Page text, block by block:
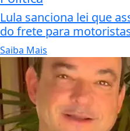
Lula sanciona lei que
do frete para
Saiba Mais